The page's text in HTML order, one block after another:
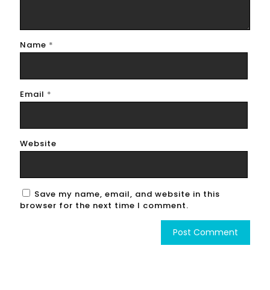
Name *
Email *
Website
Save my name, email, and website in this
browser for the next time I comment.